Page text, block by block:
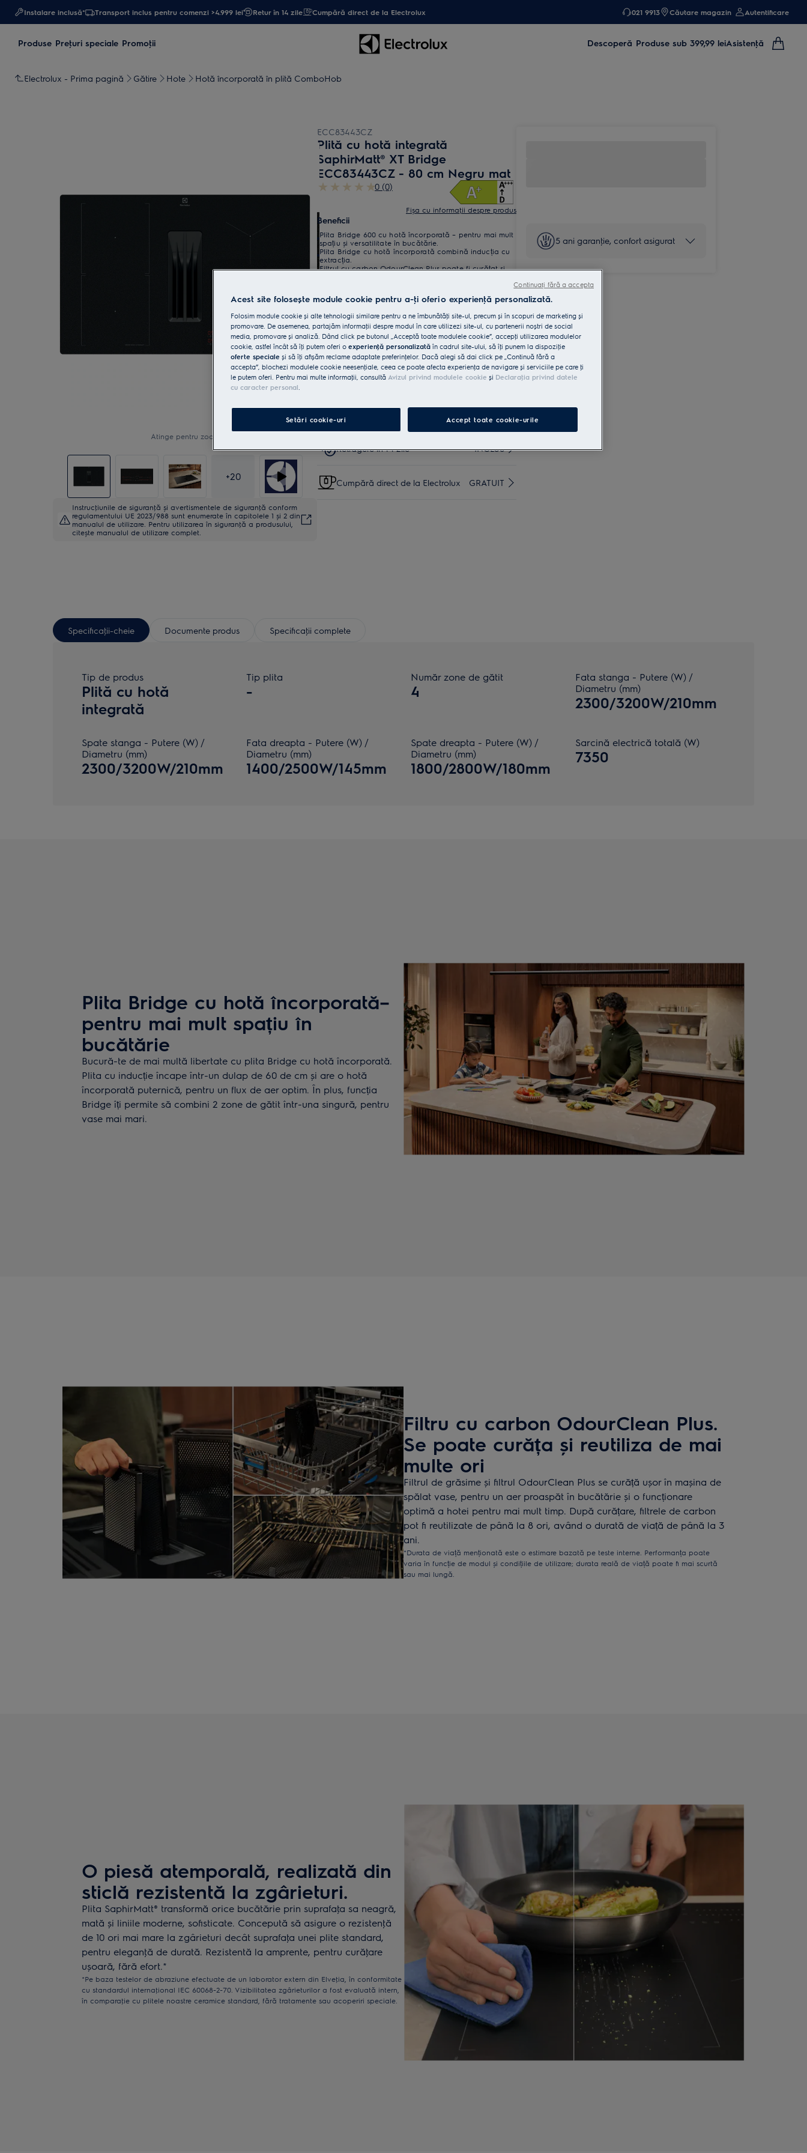
Instalare inclusă* Transport inclus pentru comenzi >4.999 lei Retur în 14 zile Cumpără direct de la Electrolux 021 9913 Căutare magazin Autentificare
Produse Preţuri speciale Promoţii Descoperă Produse sub 399,99 leiAsistenţă
Electrolux - Prima pagină Gătire Hote Hotă încorporată în plită ComboHob
Atinge pentru zoom
+20
Instrucţiunile de siguranţă și avertismentele de siguranţă conform
regulamentului UE 2023/988 sunt enumerate în capitolele 1 și 2 din
manualul de utilizare. Pentru utilizarea în siguranţă a produsului,
citește manualul de utilizare complet.
ECC83443CZ
Plită cu hotă integrată
SaphirMatt® XT Bridge
ECC83443CZ - 80 cm Negru mat
0 (0)
Fișa cu informaţii despre produs
Beneficii
Plita Bridge 600 cu hotă încorporată – pentru mai mult
spațiu și versatilitate în bucătărie.
Plita Bridge cu hotă încorporată combină inducția cu
extracția.
Filtrul cu carbon OdourClean Plus poate fi curățat și
Cumpără de pe www.electrolux.ro și primești:
Livrare inclusă pentru
comenzi mai mari de 4999
lei
35 lei INCLUSĂ
Instalare* INCLUSĂ
Retragere în 14 zile INCLUS
Cumpără direct de la Electrolux GRATUIT
5 ani garanţie, confort asigurat
Specificaţii-cheie Documente produs Specificaţii complete
Tip de produs
Plită cu hotă
integrată
Tip plita
-
Număr zone de gătit
4
Fata stanga - Putere (W) /
Diametru (mm)
2300/3200W/210mm
Spate stanga - Putere (W) /
Diametru (mm)
2300/3200W/210mm
Fata dreapta - Putere (W) /
Diametru (mm)
1400/2500W/145mm
Spate dreapta - Putere (W) /
Diametru (mm)
1800/2800W/180mm
Sarcină electrică totală (W)
7350
Plita Bridge cu hotă încorporată–
pentru mai mult spațiu în
bucătărie
Bucură-te de mai multă libertate cu plita Bridge cu hotă încorporată.
Plita cu inducție încape într-un dulap de 60 de cm și are o hotă
încorporată puternică, pentru un flux de aer optim. În plus, funcția
Bridge îți permite să combini 2 zone de gătit într-una singură, pentru
vase mai mari.
Filtru cu carbon OdourClean Plus.
Se poate curăța și reutiliza de mai
multe ori
Filtrul de grăsime și filtrul OdourClean Plus se curăță ușor în mașina de
spălat vase, pentru un aer proaspăt în bucătărie și o funcționare
optimă a hotei pentru mai mult timp. După curățare, filtrele de carbon
pot fi reutilizate de până la 8 ori, având o durată de viață de până la 3
ani.
*Durata de viață menționată este o estimare bazată pe teste interne. Performanța poate
varia în funcție de modul și condițiile de utilizare; durata reală de viață poate fi mai scurtă
sau mai lungă.
O piesă atemporală, realizată din
sticlă rezistentă la zgârieturi.
Plita SaphirMatt® transformă orice bucătărie prin suprafaţa sa neagră,
mată și liniile moderne, sofisticate. Concepută să asigure o rezistenţă
de 10 ori mai mare la zgârieturi decât suprafaţa unei plite standard,
pentru eleganţă de durată. Rezistentă la amprente, pentru curăţare
ușoară, fără efort.*
*Pe baza testelor de abraziune efectuate de un laborator extern din Elveţia, în conformitate
cu standardul internaţional IEC 60068-2-70. Vizibilitatea zgârieturilor a fost evaluată intern,
în comparaţie cu plitele noastre ceramice standard, fără tratamente sau acoperiri speciale.
Acest site folosește module cookie pentru a-ţi oferi o experienţă personalizată.
Folosim module cookie și alte tehnologii similare pentru a ne îmbunătăţi site-ul, precum și în scopuri de marketing și
promovare. De asemenea, partajăm informaţii despre modul în care utilizezi site-ul, cu partenerii noștri de social
media, promovare și analiză. Dând click pe butonul „Acceptă toate modulele cookie”, accepţi utilizarea modulelor
cookie, astfel încât să îţi putem oferi o experienţă personalizată în cadrul site-ului, să îţi punem la dispoziţie
oferte speciale și să îţi afișăm reclame adaptate preferinţelor. Dacă alegi să dai click pe „Continuă fără a
accepta”, blochezi modulele cookie neesenţiale, ceea ce poate afecta experienţa de navigare și serviciile pe care ţi
le putem oferi. Pentru mai multe informaţii, consultă Avizul privind modulele cookie și Declaraţia privind datele
cu caracter personal.
Setări cookie-uri Accept toate cookie-urile
Continuați fără a accepta